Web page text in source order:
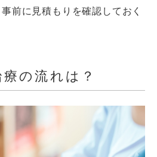
前に見積もりを確認しておく
の流れは？